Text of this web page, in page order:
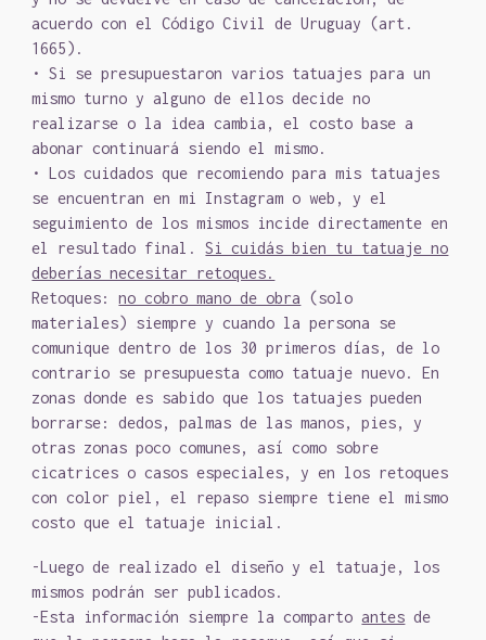
acuerdo con el Código Civil de Uruguay (art.
1665).
• Si se presupuestaron varios tatuajes para un
mismo turno y alguno de ellos decide no
realizarse o la idea cambia, el costo base a
abonar continuará siendo el mismo.
• Los cuidados que recomiendo para mis tatuajes
se encuentran en mi Instagram o web, y el
seguimiento de los mismos incide directamente en
el resultado final.Si cuidás bien tu tatuaje no
deberías necesitar retoques.
Retoques:no cobro mano de obra (solo
materiales) siempre y cuando la persona se
comunique dentro de los 30 primeros días, de lo
contrario se presupuesta como tatuaje nuevo. En
zonas donde es sabido que los tatuajes pueden
borrarse: dedos, palmas de las manos, pies, y
otras zonas poco comunes, así como sobre
cicatrices o casos especiales, y en los retoques
con color piel, el repaso siempre tiene el mismo
costo que el tatuaje inicial.
-Luego de realizado el diseño y el tatuaje, los
mismos podrán ser publicados.
-Esta información siempre la compartoantes de